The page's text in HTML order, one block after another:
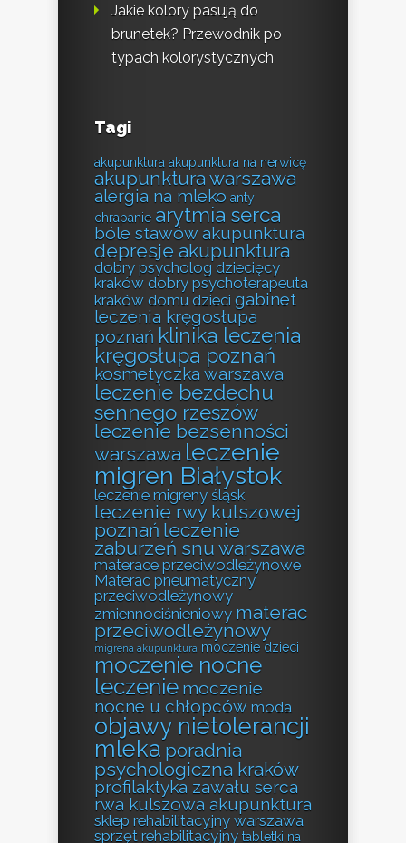
Jakie kolory pasują do
brunetek? Przewodnik po
typach kolorystycznych
Tagi
akupunktura akupunktura na nerwicę
akupunktura warszawa
alergia na mleko anty
chrapanie arytmia serca
bóle stawów akupunktura
depresje akupunktura
dobry psycholog dziecięcy
kraków dobry psychoterapeuta
kraków domu dzieci gabinet
leczenia kręgosłupa
poznań klinika leczenia
kręgosłupa poznań
kosmetyczka warszawa
leczenie bezdechu
sennego rzeszów
leczenie bezsenności
warszawa leczenie
migren Białystok
leczenie migreny śląsk
leczenie rwy kulszowej
poznań leczenie
zaburzeń snu warszawa
materace przeciwodleżynowe
Materac pneumatyczny
przeciwodleżynowy
zmiennociśnieniowy materac
przeciwodleżynowy
migrena akupunktura moczenie dzieci
moczenie nocne
leczenie moczenie
nocne u chłopców moda
objawy nietolerancji
mleka poradnia
psychologiczna kraków
profilaktyka zawału serca
rwa kulszowa akupunktura
sklep rehabilitacyjny warszawa
sprzęt rehabilitacyjny tabletki na